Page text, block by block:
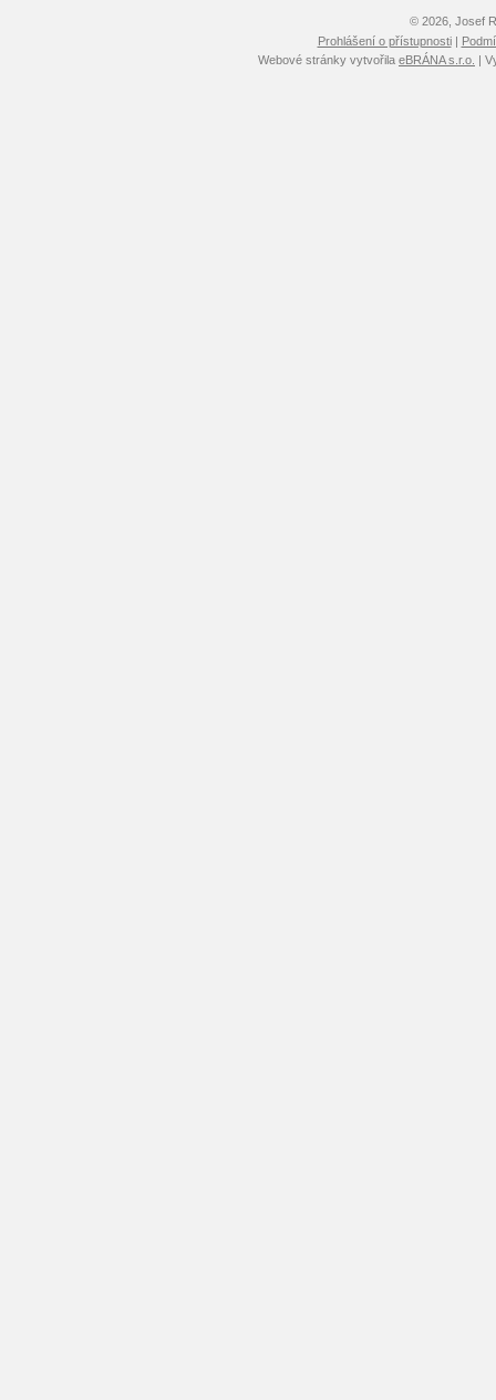
© 2026, Josef
Prohlášení o přístupnosti|
Webové stránky vytvořila eBRÁNA s.r.o. |